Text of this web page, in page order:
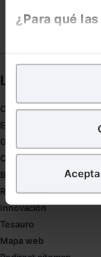
¿Para qué
analíticospara
nuestra página
para poder
¿Qué
en la web sea
todas las
También puedes
Links directos
Coronavirus
Estudio de salud
Gestión de despachos
Compliance
Buenas Prácticas
RGPD
Innovación
Tesauro
Mapa web